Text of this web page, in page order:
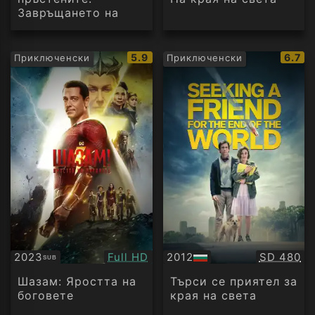
Завръщането на
Приключенски
IMDb
рейтинг:
5.9
2023SUB
Субтитри Качество:
Full HD
Шазам: Яростта на
боговете
Приключенски
IMDb
6.7
2012
БГ
аудио
SD 480
Търси се приятел за
края на света